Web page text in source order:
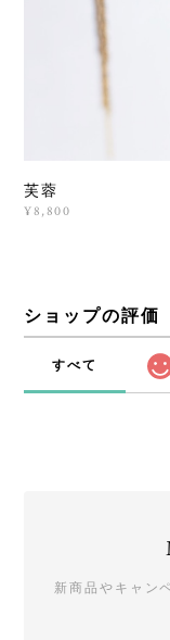
芙蓉
¥8,800
ショップの評価
すべて
新商品やキャン